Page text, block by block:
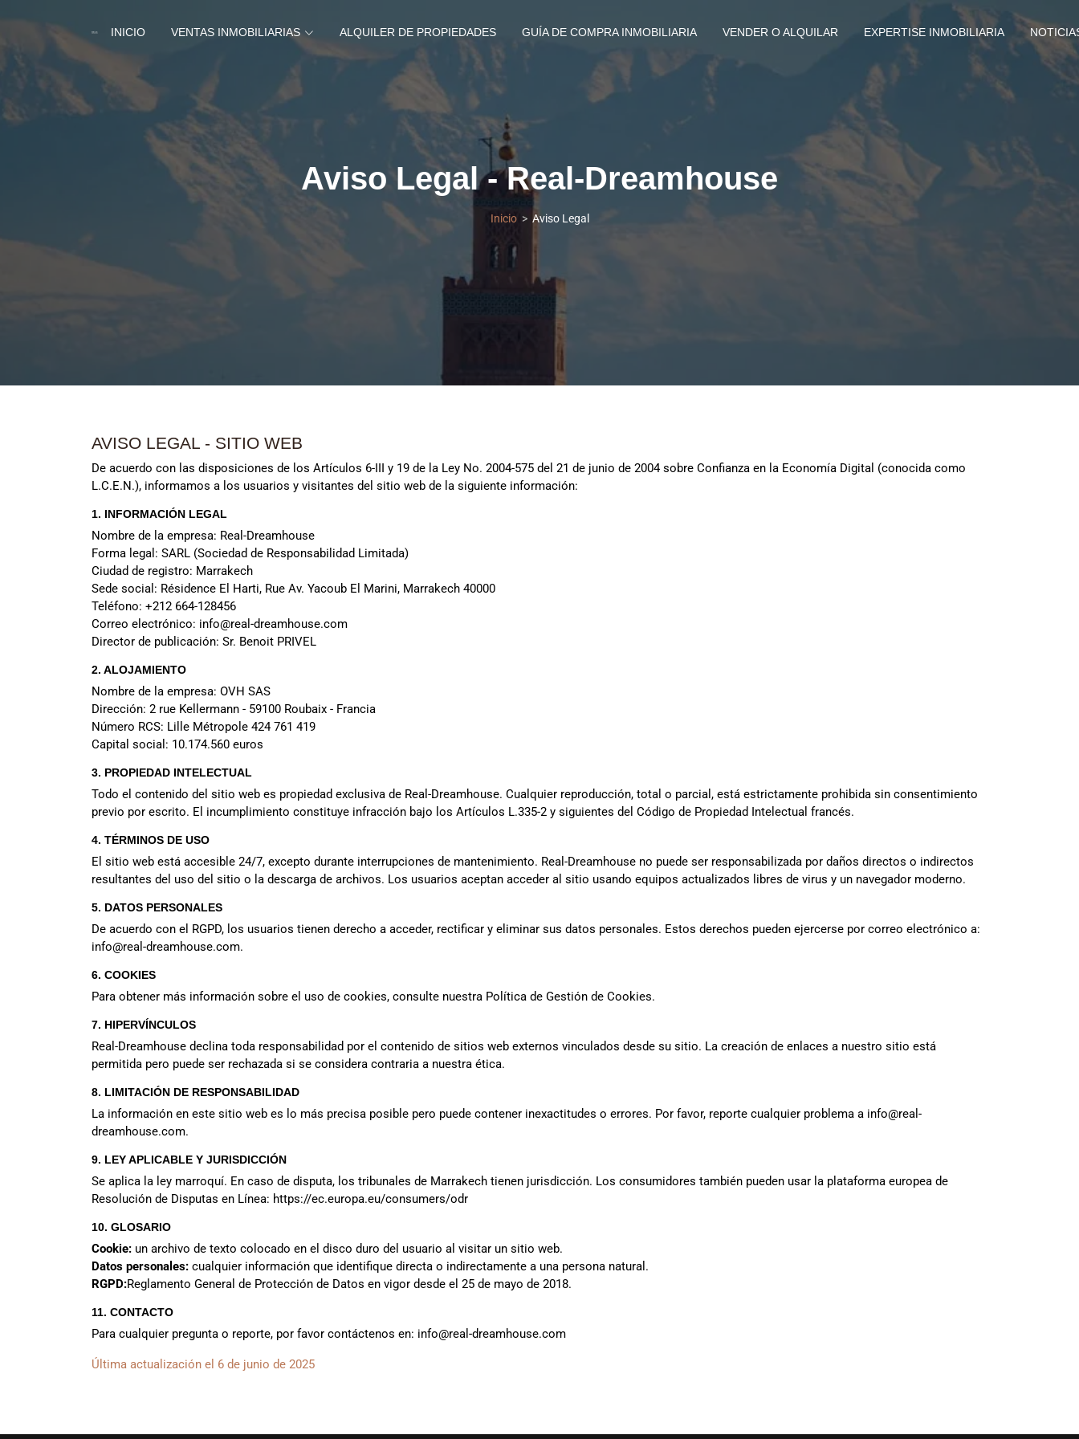
INICIO VENTAS INMOBILIARIAS ALQUILER DE PROPIEDADES GUÍA DE COMPRA INMOBILIARIA VENDER O ALQUILAR EXPERTISE INMOBILIARIA
Aviso Legal - Real-Dreamhouse
Inicio Aviso Legal
AVISO LEGAL - SITIO WEB
De acuerdo con las disposiciones de los Artículos 6-III y 19 de la Ley No. 2004-575 del 21 de junio de 2004 sobre Confianza en la Economía Digital (conocida como
L.C.E.N.), informamos a los usuarios y visitantes del sitio web de la siguiente información:
1. INFORMACIÓN LEGAL
Nombre de la empresa: Real-Dreamhouse
Forma legal: SARL (Sociedad de Responsabilidad Limitada)
Ciudad de registro: Marrakech
Sede social: Résidence El Harti, Rue Av. Yacoub El Marini, Marrakech 40000
Teléfono: +212 664-128456
Correo electrónico: info@real-dreamhouse.com
Director de publicación: Sr. Benoit PRIVEL
2. ALOJAMIENTO
Nombre de la empresa: OVH SAS
Dirección: 2 rue Kellermann - 59100 Roubaix - Francia
Número RCS: Lille Métropole 424 761 419
Capital social: 10.174.560 euros
3. PROPIEDAD INTELECTUAL
Todo el contenido del sitio web es propiedad exclusiva de Real-Dreamhouse. Cualquier reproducción, total o parcial, está estrictamente prohibida sin consentimiento
previo por escrito. El incumplimiento constituye infracción bajo los Artículos L.335-2 y siguientes del Código de Propiedad Intelectual francés.
4. TÉRMINOS DE USO
El sitio web está accesible 24/7, excepto durante interrupciones de mantenimiento. Real-Dreamhouse no puede ser responsabilizada por daños directos o indirectos
resultantes del uso del sitio o la descarga de archivos. Los usuarios aceptan acceder al sitio usando equipos actualizados libres de virus y un navegador moderno.
5. DATOS PERSONALES
De acuerdo con el RGPD, los usuarios tienen derecho a acceder, rectificar y eliminar sus datos personales. Estos derechos pueden ejercerse por correo electrónico a:
info@real-dreamhouse.com.
6. COOKIES
Para obtener más información sobre el uso de cookies, consulte nuestra Política de Gestión de Cookies.
7. HIPERVÍNCULOS
Real-Dreamhouse declina toda responsabilidad por el contenido de sitios web externos vinculados desde su sitio. La creación de enlaces a nuestro sitio está
permitida pero puede ser rechazada si se considera contraria a nuestra ética.
8. LIMITACIÓN DE RESPONSABILIDAD
La información en este sitio web es lo más precisa posible pero puede contener inexactitudes o errores. Por favor, reporte cualquier problema a info@real-
dreamhouse.com.
9. LEY APLICABLE Y JURISDICCIÓN
Se aplica la ley marroquí. En caso de disputa, los tribunales de Marrakech tienen jurisdicción. Los consumidores también pueden usar la plataforma europea de
Resolución de Disputas en Línea: https://ec.europa.eu/consumers/odr
10. GLOSARIO
Cookie: un archivo de texto colocado en el disco duro del usuario al visitar un sitio web.
Datos personales: cualquier información que identifique directa o indirectamente a una persona natural.
RGPD:Reglamento General de Protección de Datos en vigor desde el 25 de mayo de 2018.
11. CONTACTO
Para cualquier pregunta o reporte, por favor contáctenos en: info@real-dreamhouse.com
Última actualización el 6 de junio de 2025